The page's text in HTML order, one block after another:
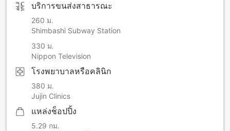
บริการขนส่งสาธารณะ
260 ม.
Shimbashi Subway Station
330 ม.
Nippon Television
โรงพยาบาลหรือคลินิก
380 ม.
Jujin Clinics
แหล่งช็อปปิ้ง
5.29 กม.